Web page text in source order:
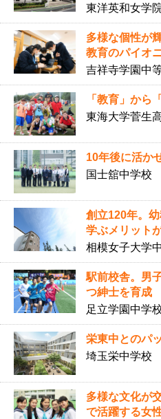
東洋英和女学
多様な個性が
教育のパイオ
吉祥寺学園中
「教育」から
東海大学菅生
10年後に活か
国士舘中学校
創立120年。
学ぶメリット
相模女子大学
駅前校舎。男
つ紳士を育成
足立学園中学
栄東中とのパ
埼玉栄中学校
多様な文化が
で活躍する女